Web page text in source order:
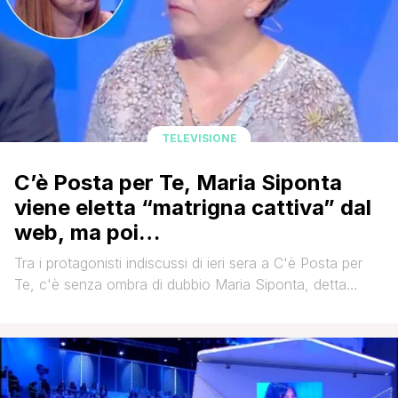
TELEVISIONE
C’è Posta per Te, Maria Siponta
viene eletta “matrigna cattiva” dal
web, ma poi…
Tra i protagonisti indiscussi di ieri sera a C'è Posta per
Te, c'è senza ombra di dubbio Maria Siponta, detta
infatti, sono state mosse diverse critiche da parte dei
telespettatori. Il motivo? Il ruolo da 'matrigna cattiva' che
[']